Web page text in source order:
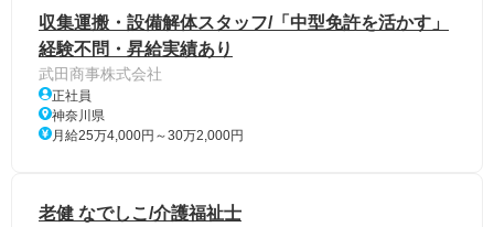
収集運搬・設備解体スタッフ/「中型免許を活かす」
経験不問・昇給実績あり
武田商事株式会社
正社員
神奈川県
月給25万4,000円～30万2,000円
老健 なでしこ/介護福祉士